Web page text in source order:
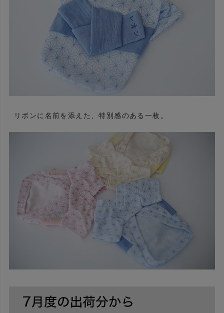
リボンに名前を添えた、特別感のある一枚。